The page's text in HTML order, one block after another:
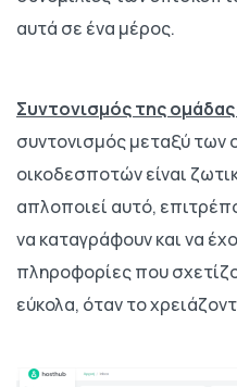
αυτά σε ένα μέρος.
Συντονισμός της
συντονισμός μεταξύ των
οικοδεσποτών είναι
απλοποιεί αυτό,
να καταγράφουν και να
πληροφορίες που
εύκολα, όταν το